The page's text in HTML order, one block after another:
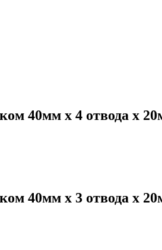
40мм х 4 отвода х
40мм х 3 отвода х